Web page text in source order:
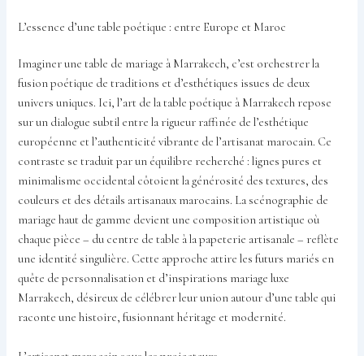
L’essence d’une table poétique : entre Europe et Maroc
Imaginer une table de mariage à Marrakech, c’est orchestrer la
fusion poétique de traditions et d’esthétiques issues de deux
univers uniques. Ici, l’art de la table poétique à Marrakech repose
sur un dialogue subtil entre la rigueur raffinée de l’esthétique
européenne et l’authenticité vibrante de l’artisanat marocain. Ce
contraste se traduit par un équilibre recherché : lignes pures et
minimalisme occidental côtoient la générosité des textures, des
couleurs et des détails artisanaux marocains. La scénographie de
mariage haut de gamme devient une composition artistique où
chaque pièce – du centre de table à la papeterie artisanale – reflète
une identité singulière. Cette approche attire les futurs mariés en
quête de personnalisation et d’inspirations mariage luxe
Marrakech, désireux de célébrer leur union autour d’une table qui
raconte une histoire, fusionnant héritage et modernité.